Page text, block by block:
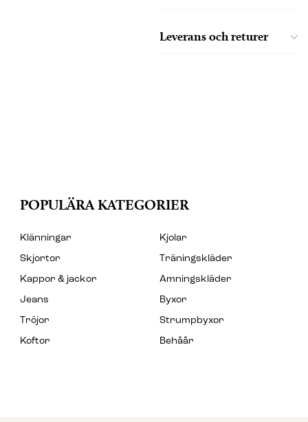
Leverans och returer
POPULÄRA KATEGORIER
Klänningar
Kjolar
Skjortor
Träningskläder
Kappor & jackor
Amningskläder
Jeans
Byxor
Tröjor
Strumpbyxor
Koftor
Behåår